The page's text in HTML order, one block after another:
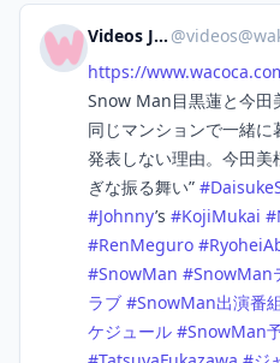
Videos Japan @
https://www.
Snow Man目黒蓮と今田
同じマンションで一緒
発表しない理由。今田美
ぎな振る舞い” #
#Johnny’s #KojiMukai #
#RenMeguro #
#SnowMan #SnowMan
ラブ #SnowMan出演番組
ケジュール #SnowMan